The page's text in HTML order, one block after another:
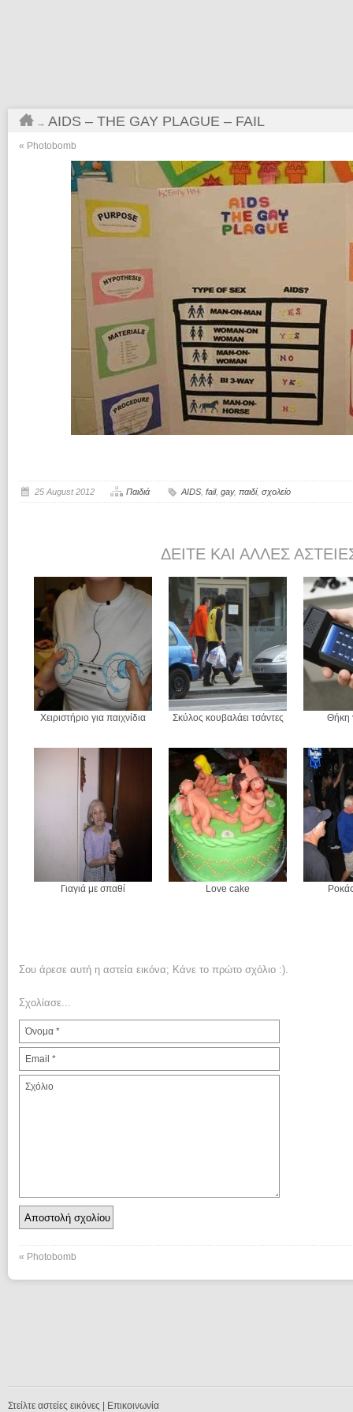
→ AIDS – THE GAY PLAGUE – FAIL
« Photobomb
25 August 2012 Παιδιά AIDS fail, gay, παιδί, σχολείο
ΔΕΊΤΕ ΚΑΙ ΆΛΛΕΣ
Χειριστήριο για παιχνίδια Σκύλος κουβαλάει τσάντες Θήκη
Γιαγιά με σπαθί Love cake
Σου άρεσε αυτή η αστεία εικόνα; Κάνε το πρώτο σχόλιο :).
Σχολίασε...
« Photobomb
Στείλτε αστείες εικόνες Επικοινωνία